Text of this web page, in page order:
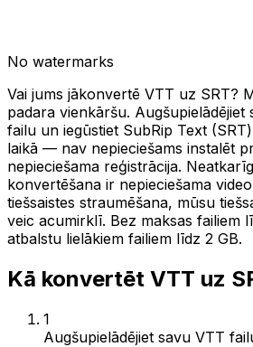
No watermarks
Vai jums jākonvertē VTT uz SRT?
padara vienkāršu. Augšupielādējiet
failu un iegūstiet SubRip Text
laikā — nav nepieciešams instalēt
nepieciešama reģistrācija.
konvertēšana ir nepieciešama
tiešsaistes straumēšana, mūsu
veic acumirklī. Bez maksas failiem
atbalstu lielākiem failiem līdz 2 GB.
Kā konvertēt VTT uz
1
Augšupielādējiet savu VTT